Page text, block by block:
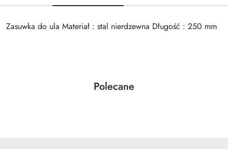
Zasuwka do ula Materiał : stal nierdzewna Długość : 250 mm
Pomiń karuzelę produktów
Produkty
Polecane